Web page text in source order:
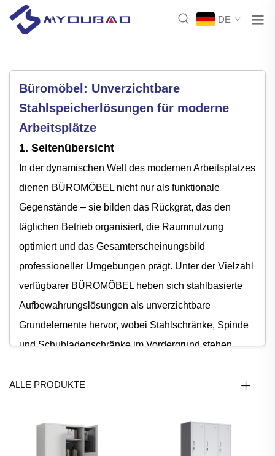
DE
Büromöbel: Unverzichtbare
Stahlspeicherlösungen für moderne
Arbeitsplätze
1. Seitenübersicht
In der dynamischen Welt des modernen Arbeitsplatzes
dienen BÜROMÖBEL nicht nur als funktionale
Gegenstände – sie bilden das Rückgrat, das den
täglichen Betrieb organisiert, die Raumnutzung
optimiert und das Gesamterscheinungsbild
professioneller Umgebungen prägt. Unter der Vielzahl
verfügbarer BÜROMÖBEL heben sich stahlbasierte
Aufbewahrungslösungen als unverzichtbare
Grundelemente hervor, wobei Stahlschränke, Spinde
und Schubladenschränke im Vordergrund stehen.
keine bloßen Zusatzprodukte, sondern zentrale
nach geordneter, sicherer und langlebiger Ablage in
Büros jeder Größe erfüllen – von kleinen Start-ups bis
ALLE PRODUKTE